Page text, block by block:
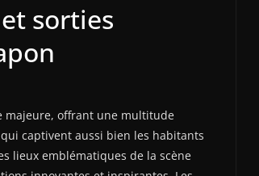
sorties
majeure, offrant une multitude
captivent aussi bien les habitants
lieux emblématiques de la scène